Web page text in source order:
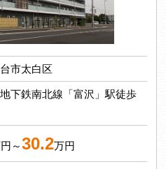
市太白区
下鉄南北線「富沢」駅徒歩
～30.2万円